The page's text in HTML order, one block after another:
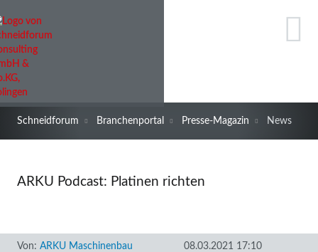
Schneidforum Branchenportal Presse-Magazin News
ARKU Podcast: Platinen richten
Von: ARKU Maschinenbau 08.03.2021 17:10